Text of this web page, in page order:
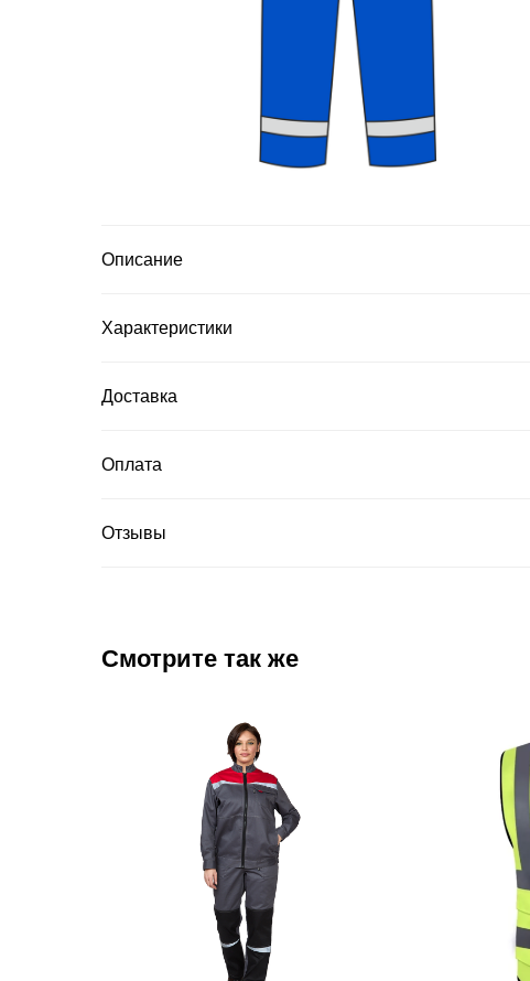
Описание
Характеристики
Доставка
Оплата
Отзывы
Смотрите так же